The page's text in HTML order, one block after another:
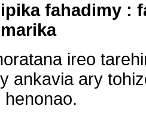
fahadimy :
ireo
ankavia ary
henonao.